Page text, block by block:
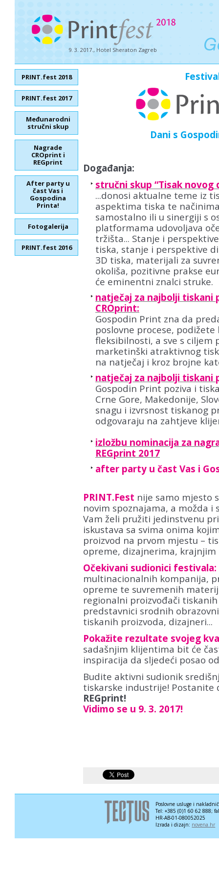
9. 3. 2017., Hotel Sheraton Zagreb
Dani s
Događanja:
stručni skup “Tisak novog
...donosi aktualne teme iz
aspektima tiska te
samostalno ili u sinergiji s
platformama udovoljava
tržišta... Stanje i
tiska, stanje i perspektive
3D tiska, materijali za
okoliša, pozitivne prakse
će eminentni znalci struke.
natječaj za najbolji tiskani
CROprint:
Gospodin Print zna da
poslovne procese,
fleksibilnosti, a sve s ciljem
marketinški atraktivnog
na natječaj i kroz brojne
natječaj za najbolji tiskani
Gospodin Print poziva i
Crne Gore, Makedonije,
snagu i izvrsnost tiskanog
odgovaraju na zahtjeve
izložbu nominacija za
REGprint 2017
after party u čast Vas i
PRINT.Fest nije samo mjesto
novim spoznajama, a možda
Vam želi pružiti jedinstvenu
iskustava sa svima onima
proizvod na prvom mjestu –
opreme, dizajnerima, krajnjim
Očekivani sudionici festivala:
multinacionalnih kompanija,
opreme te suvremenih
regionalni proizvođači
predstavnici srodnih
tiskanih proizvoda, dizajneri...
Pokažite rezultate svojeg
sadašnjim klijentima bit će
inspiracija da sljedeći posao
Budite aktivni sudionik
tiskarske industrije! Postanite
REGprint!
Vidimo se u 9. 3. 2017!
PRINT.fest 2018
PRINT.fest 2017
Međunarodni
stručni skup
Nagrade
CROprint i
REGprint
After party u
čast Vas i
Gospodina
Printa!
Fotogalerija
PRINT.fest 2016
Poslovne usluge i
Tel: +385 (0)1 60 62 888;
HR-AB-01-080052025
Izrada i dizajn: novena.hr